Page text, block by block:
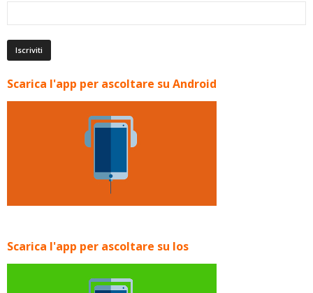
Scarica l'app per ascoltare su Android
Scarica l'app per ascoltare su Ios